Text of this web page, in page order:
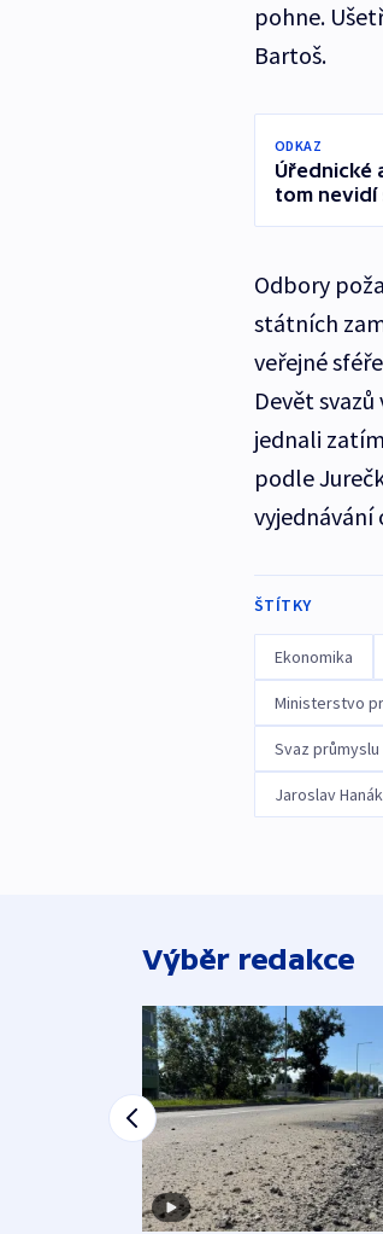
pohne.
Bartoš.
ODKAZ
Úřednické
tom nevidí
Odbory
státních
veřejné
Devět
jednali
podle
vyjednávání
ŠTÍTKY
Ekonomika
Ministerstvo
Svaz
Jaroslav Hanák
Výběr redakce